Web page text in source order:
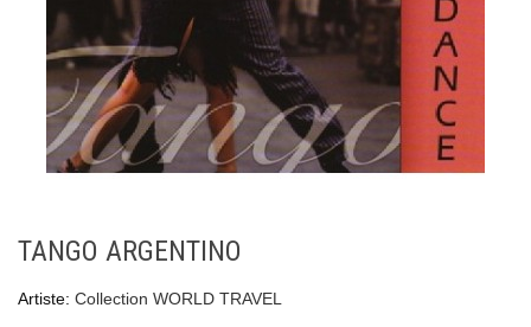
TANGO ARGENTINO
Artiste: Collection WORLD TRAVEL